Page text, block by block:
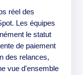
réel des
Les équipes
le statut
de paiement
des relances,
vue d'ensemble